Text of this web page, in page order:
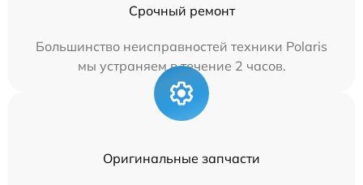
Срочный ремонт
Большинство неисправностей техники Polaris
мы устраняем в течение 2 часов.
Оригинальные запчасти